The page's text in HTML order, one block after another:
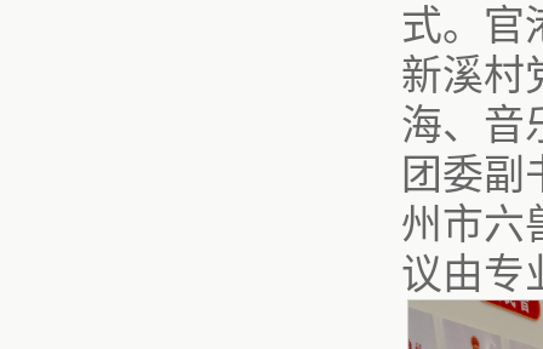
式。官
新溪村
海、音
团委
州市六
议由专